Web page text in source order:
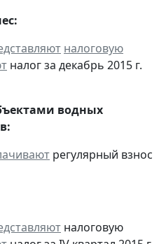
налоговую
налог за декабрь 2015 г.
водных
регулярный взнос
налоговую